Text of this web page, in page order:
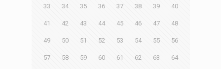
33 34 35 36 37 38 39 40
41 42 43 44 45 46 47 48
49 50 51 52 53 54 55 56
57 58 59 60 61 62 63 64